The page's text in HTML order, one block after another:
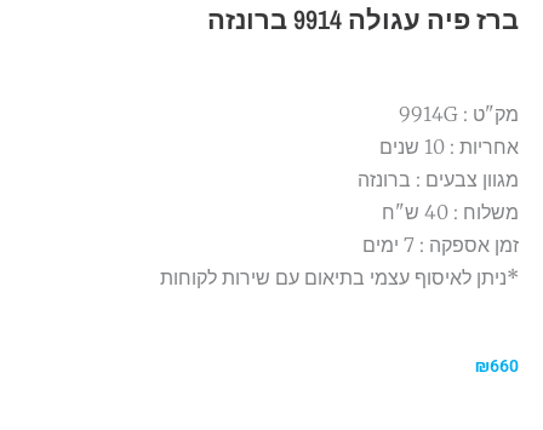
ברז פיה עגולה 9914 ברונזה
מק"ט : 9914G
אחריות : 10 שנים
מגוון צבעים : ברונזה
משלוח : 40 ש"ח
זמן אספקה : 7 ימים
*ניתן לאיסוף עצמי בתיאום עם שירות לקוחות
₪660